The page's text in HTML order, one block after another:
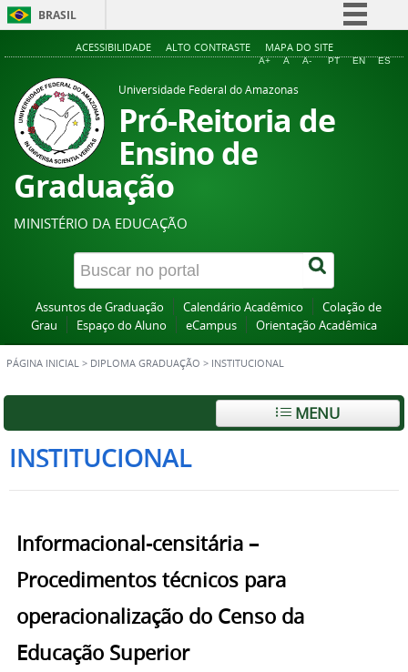
BRASIL
Simplifique!
Acesso à informação
ACESSIBILIDADE ALTO CONTRASTE MAPA DO SITE
A+ A A- PT EN ES
Universidade Federal do Amazonas
Pró-Reitoria de
Ensino de
Graduação
MINISTÉRIO DA EDUCAÇÃO
Assuntos de Graduação Calendário Acadêmico
Colação de
Grau
Espaço do Aluno eCampus Orientação Acadêmica
PÁGINA INICIAL > DIPLOMA GRADUAÇÃO > INSTITUCIONAL
MENU
INSTITUCIONAL
Informacional-censitária –
Procedimentos técnicos para
operacionalização do Censo da
Educação Superior